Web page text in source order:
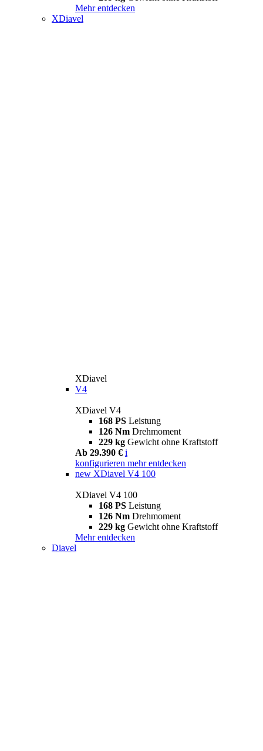
Mehr entdecken
XDiavel
XDiavel
V4
XDiavel V4
168 PS Leistung
126 Nm Drehmoment
229 kg Gewicht ohne Kraftstoff
Ab 29.390 € i
konfigurieren mehr entdecken
new XDiavel V4 100
XDiavel V4 100
168 PS Leistung
126 Nm Drehmoment
229 kg Gewicht ohne Kraftstoff
Mehr entdecken
Diavel